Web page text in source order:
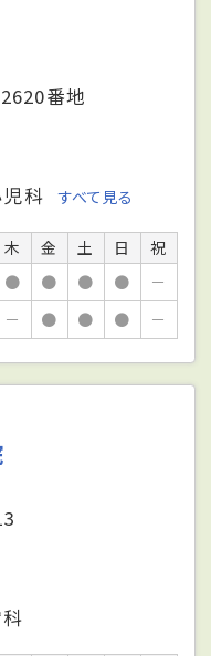
番地
科 すべて見る
木 金 土 日
祝
● ● ● ●
－
－ ● ● ● －